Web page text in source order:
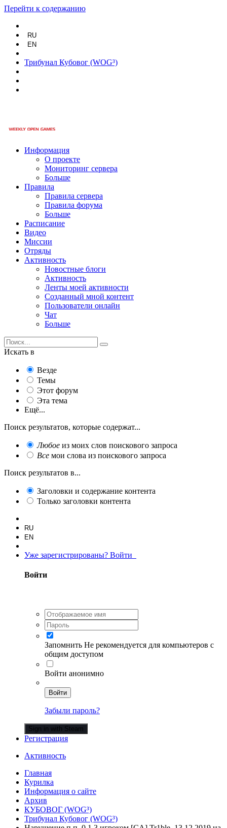
Перейти к содержанию
RU
EN
Трибунал Кубовог (WOG³)
Информация
О проекте
Мониторинг сервера
Больше
Правила
Правила сервера
Правила форума
Больше
Расписание
Видео
Миссии
Отряды
Активность
Новостные блоги
Активность
Ленты моей активности
Созданный мной контент
Пользователи онлайн
Чат
Больше
Искать в
Везде
Темы
Этот форум
Эта тема
Ещё...
Поиск результатов, которые содержат...
Любое из моих слов поискового запроса
Все мои слова из поискового запроса
Поиск результатов в...
Заголовки и содержание контента
Только заголовки контента
RU
EN
Уже зарегистрированы? Войти
Войти
Запомнить Не рекомендуется для компьютеров с
общим доступом
Войти анонимно
Войти
Забыли пароль?
Sign in with Steam
Регистрация
Активность
Главная
Курилка
Информация о сайте
Архив
КУБОВОГ (WOG³)
Трибунал Кубовог (WOG³)